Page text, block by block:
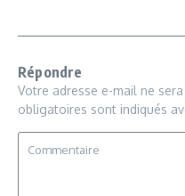
Répondre
Votre adresse e-mail ne
obligatoires sont indiqués